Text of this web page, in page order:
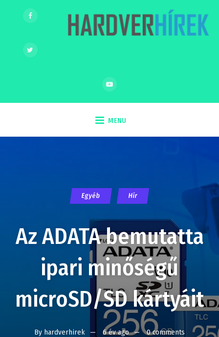
MENU
Egyéb Hír
Az ADATA bemutatta
ipari minőségű
microSD/SD kártyáit
By hardverhirek 6 év ago 0 comments